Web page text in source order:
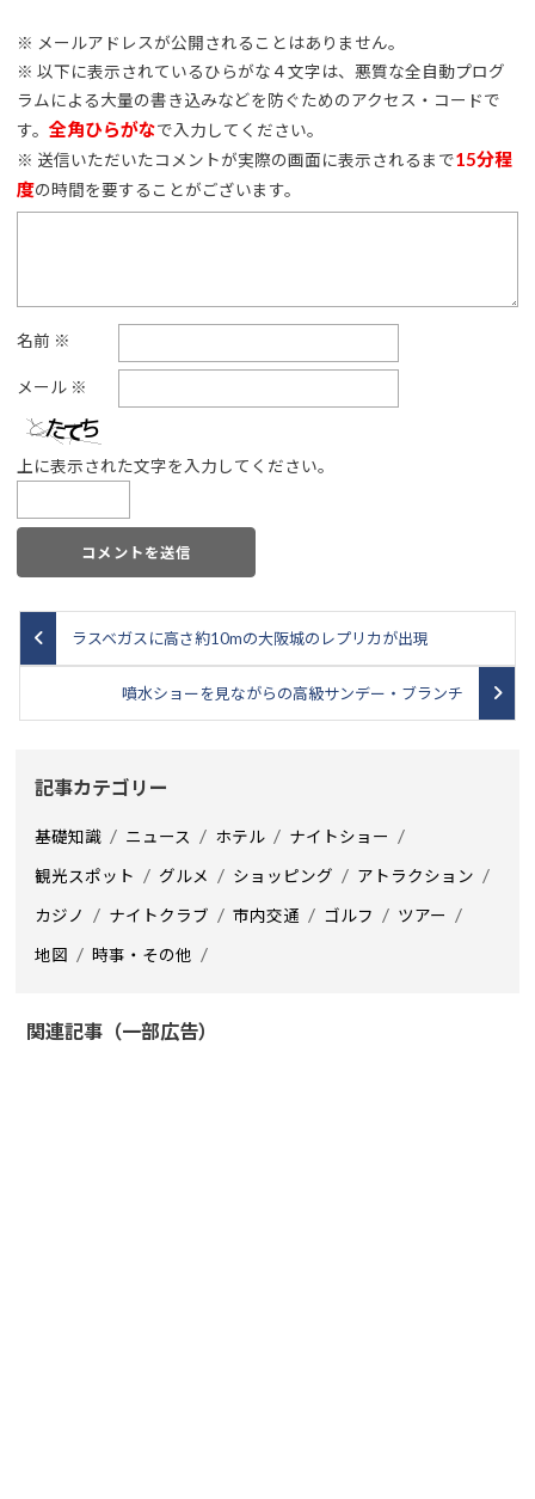
※ メールアドレスが公開されることはありません。
※ 以下に表示されているひらがな４文字は、悪質な全自動プログ
ラムによる大量の書き込みなどを防ぐためのアクセス・コードで
す。全角ひらがなで入力してください。
※ 送信いただいたコメントが実際の画面に表示されるまで15分程
度の時間を要することがございます。
名前 ※
メール ※
上に表示された文字を入力してください。
ラスベガスに高さ約10mの大阪城のレプリカが出現
噴水ショーを見ながらの高級サンデー・ブランチ
記事カテゴリー
基礎知識 ニュース ホテル ナイトショー
観光スポット グルメ ショッピング アトラクション
カジノ ナイトクラブ 市内交通 ゴルフ ツアー
地図 時事・その他
関連記事（一部広告）